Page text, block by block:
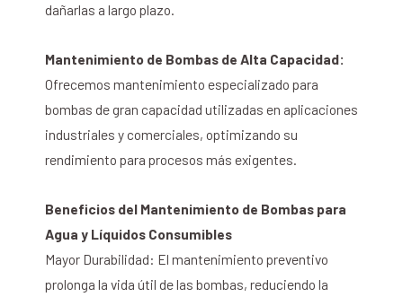
dañarlas a largo plazo.
Mantenimiento de Bombas de Alta Capacidad:
Ofrecemos mantenimiento especializado para
bombas de gran capacidad utilizadas en aplicaciones
industriales y comerciales, optimizando su
rendimiento para procesos más exigentes.
Beneficios del Mantenimiento de Bombas para
Agua y Líquidos Consumibles
Mayor Durabilidad: El mantenimiento preventivo
prolonga la vida útil de las bombas, reduciendo la